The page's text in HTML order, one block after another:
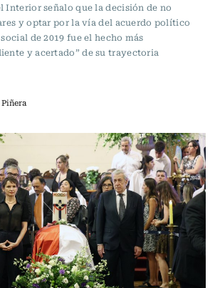
Interior señalo que la decisión de no
y optar por la vía del acuerdo político
de 2019 fue el hecho más
y acertado” de su trayectoria